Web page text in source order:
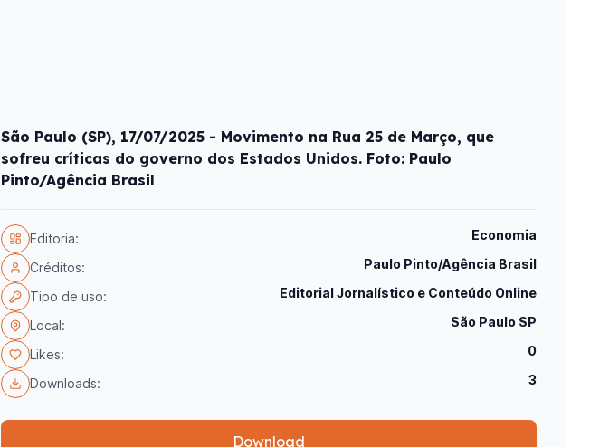
São Paulo (SP), 17/07/2025 - Movimento na Rua 25 de Março, que
sofreu críticas do governo dos Estados Unidos. Foto: Paulo
Pinto/Agência Brasil
Editoria: Economia
Créditos: Paulo Pinto/Agência Brasil
Tipo de uso: Editorial Jornalístico e Conteúdo Online
Local: São Paulo SP
Likes: 0
Downloads: 3
Download